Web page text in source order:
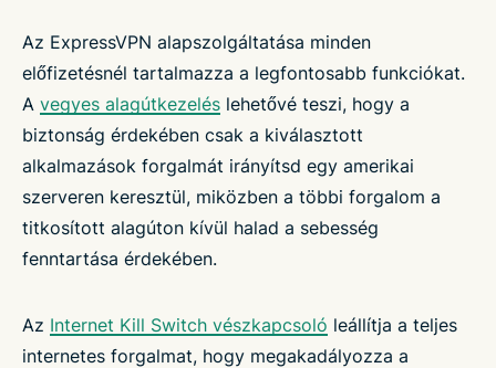
Az ExpressVPN alapszolgáltatása minden
előfizetésnél tartalmazza a legfontosabb funkciókat.
A vegyes alagútkezelés lehetővé teszi, hogy a
biztonság érdekében csak a kiválasztott
alkalmazások forgalmát irányítsd egy amerikai
szerveren keresztül, miközben a többi forgalom a
titkosított alagúton kívül halad a sebesség
fenntartása érdekében.
Az Internet Kill Switch vészkapcsoló leállítja a teljes
internetes forgalmat, hogy megakadályozza a